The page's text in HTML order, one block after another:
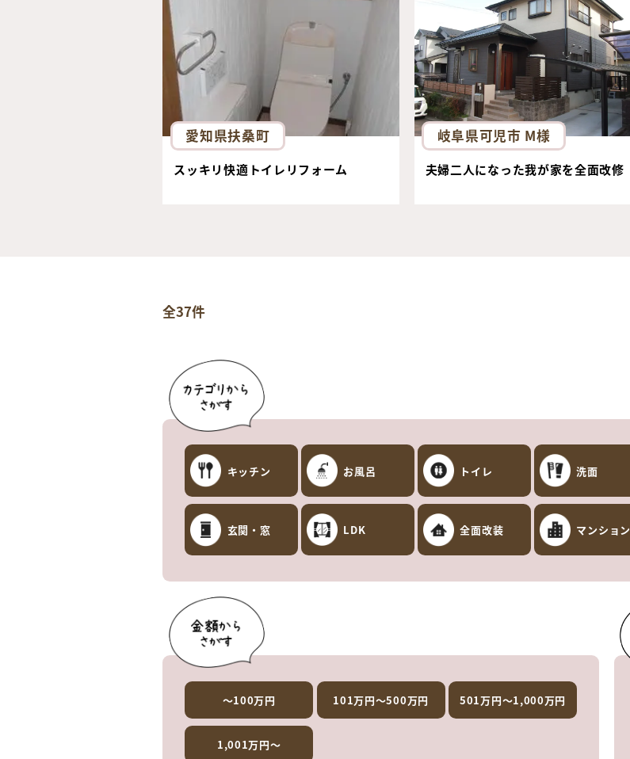
愛知県扶桑町
スッキリ快適トイレリフォーム
岐阜県可児市 M様
夫婦二人になった我が家を全面改修
全37件
キッチン お風呂 トイレ 洗面
玄関・窓 LDK 全面改装 マンション
～100万円 101万円～500万円 501万円～1,000万円
1,001万円～